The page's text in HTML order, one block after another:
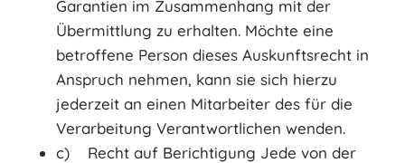
Garantien im Zusammenhang mit der
Übermittlung zu erhalten. Möchte eine
betroffene Person dieses Auskunftsrecht in
Anspruch nehmen, kann sie sich hierzu
jederzeit an einen Mitarbeiter des für die
Verarbeitung Verantwortlichen wenden.
c) Recht auf Berichtigung Jede von der